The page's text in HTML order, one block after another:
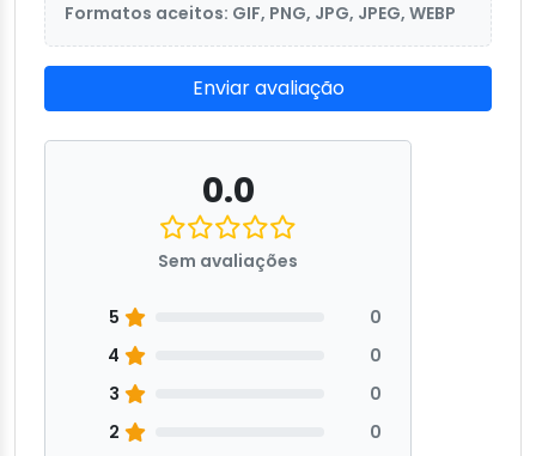
Formatos aceitos: GIF, PNG, JPG, JPEG, WEBP
Enviar avaliação
0.0
Sem avaliações
5
0
4
0
3
0
2
0